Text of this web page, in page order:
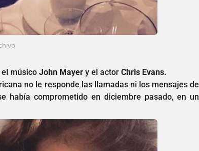
el músico John Mayer y el actor Chris Evans.
no le responde las llamadas ni los mensajes de
había comprometido en diciembre pasado, en un